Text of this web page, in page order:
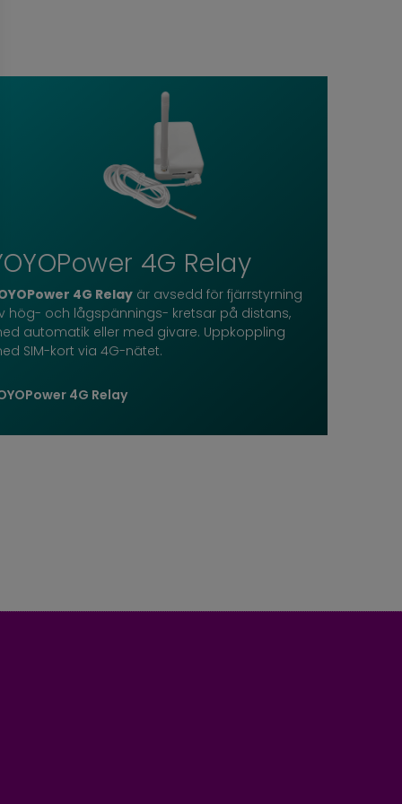
4G Relay
4G Relayär avsedd för fjärrstyrning
hög- och lågspännings- kretsar på distans,
automatik eller med givare. Uppkoppling
SIM-kort via 4G-nätet.
4G Relay